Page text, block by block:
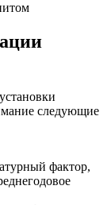
следующие
фактор,